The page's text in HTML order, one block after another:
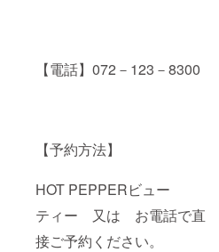
【電話】072－123－8300
【予約方法】
HOT PEPPERビュー
ティー 又は お電話で直
接ご予約ください。